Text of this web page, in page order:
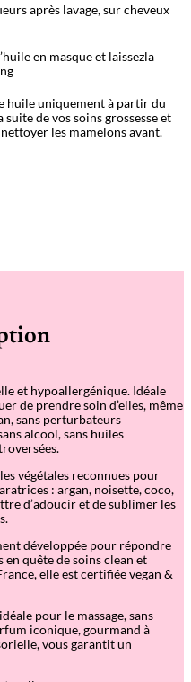
après lavage, sur cheveux
en masque et laissezla
huile uniquement à partir du
de vos soins grossesse et
les mamelons avant.
et hypoallergénique. Idéale
de prendre soin d’elles, même
sans perturbateurs
alcool, sans huiles
végétales reconnues pour
: argan, noisette, coco,
d’adoucir et de sublimer les
développée pour répondre
en quête de soins clean et
elle est certifiée vegan &
pour le massage, sans
iconique, gourmand à
vous garantit un